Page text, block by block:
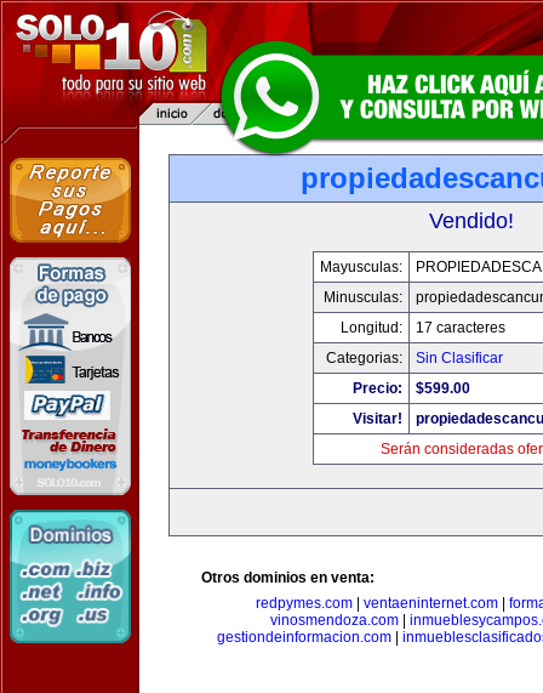
Vendido!
Mayusculas:
Minusculas:
Longitud:
17 caracteres
Categorias:
Sin Clasificar
Precio:
$599.00
Visitar!
Serán consideradas
Otros dominios en venta:
redpymes.com
ventaeninternet.com
vinosmendoza.com|
gestiondeinformacion.com